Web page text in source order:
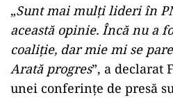
„Sunt mai mulți lideri în
această opinie. Încă nu a
coaliție, dar mie mi se
Arată progres”, a declarat
unei conferințe de presă